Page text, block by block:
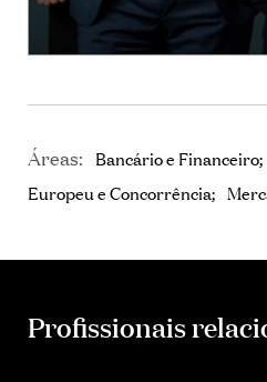
Áreas: Bancário e Financeiro
Europeu e Concorrência
Profissionais